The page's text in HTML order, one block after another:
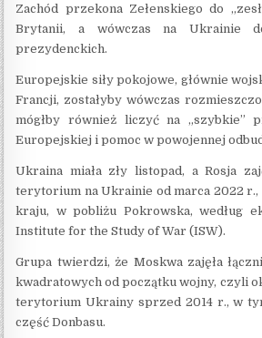
Zachód przekona Zełenskiego do
Brytanii, a wówczas na Ukrainie
prezydenckich.
Europejskie siły pokojowe, głównie
Francji, zostałyby wówczas
mógłby również liczyć na „szybkie”
Europejskiej i pomoc w powojennej
Ukraina miała zły listopad, a Rosja
terytorium na Ukrainie od marca 2022 r.,
kraju, w pobliżu Pokrowska, według
Institute for the Study of War (ISW).
Grupa twierdzi, że Moskwa zajęła
kwadratowych od początku wojny, czyli
terytorium Ukrainy sprzed 2014 r., w
część Donbasu.